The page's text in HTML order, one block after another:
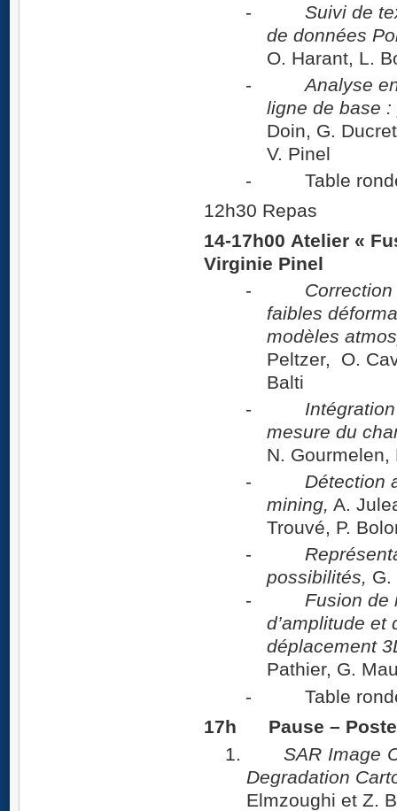
- Suivi de
de données
O. Harant, L.
-Analyse
ligne de base :
Doin, G.
V. Pinel
- Table
12h30 Repas
14-17h00 Atelier «
Virginie Pinel
-
faibles
modèles
Peltzer, O.
Balti
-
mesure du
N. Gourmelen,
- Détection
mining, A.
Trouvé, P.
-
possibilités, G.
- Fusion de
d’amplitude et
déplacement
Pathier, G.
- Table
17h Pause –
1.SAR Image
Degradation
Elmzoughi et Z.